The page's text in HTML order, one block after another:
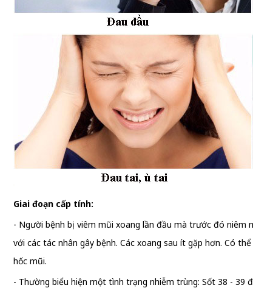
Giai đoạn cấp tính:
- Người bệnh bị viêm mũi xoang lần đầu mà trước đó
với các tác nhân gây bệnh. Các xoang sau ít gặp hơn. Có
hốc mũi.
- Thường biểu hiện một tình trạng nhiễm trùng: Sốt 38 - 39